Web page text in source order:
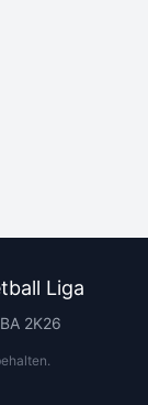
Liga
2K26
.